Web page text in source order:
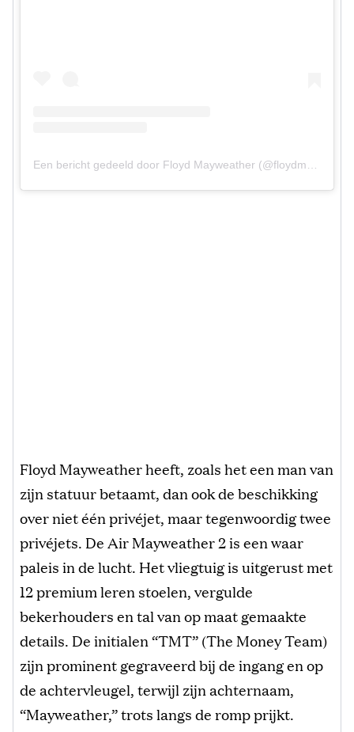
Een bericht gedeeld door Floyd Mayweather (@floydmayweather)
Floyd Mayweather heeft, zoals het een man van
zijn statuur betaamt, dan ook de beschikking
over niet één privéjet, maar tegenwoordig twee
privéjets. De Air Mayweather 2 is een waar
paleis in de lucht. Het vliegtuig is uitgerust met
12 premium leren stoelen, vergulde
bekerhouders en tal van op maat gemaakte
details. De initialen “TMT” (The Money Team)
zijn prominent gegraveerd bij de ingang en op
de achtervleugel, terwijl zijn achternaam,
“Mayweather,” trots langs de romp prijkt.